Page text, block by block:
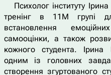
Психолог інституту
тренінг в 11М групі
встановлення
самооцінки, а також
кожного студента.
одним із головних
створення згуртованого